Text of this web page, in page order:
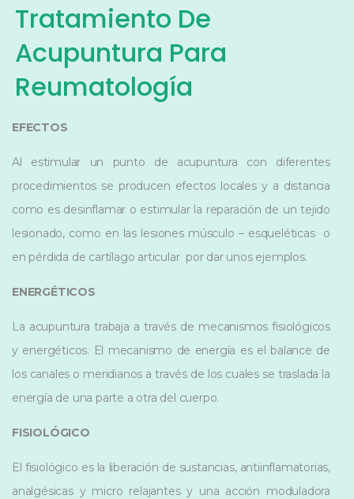
Tratamiento De
Acupuntura Para
Reumatología
EFECTOS
Al estimular un punto de acupuntura con diferentes
procedimientos se producen efectos locales y a distancia
como es desinflamar o estimular la reparación de un tejido
lesionado, como en las lesiones músculo – esqueléticas o
en pérdida de cartílago articular por dar unos ejemplos.
ENERGÉTICOS
La acupuntura trabaja a través de mecanismos fisiológicos
y energéticos. El mecanismo de energía es el balance de
los canales o meridianos a través de los cuales se traslada la
energía de una parte a otra del cuerpo.
FISIOLÓGICO
El fisiológico es la liberación de sustancias, antiinflamatorias,
analgésicas y micro relajantes y una acción moduladora